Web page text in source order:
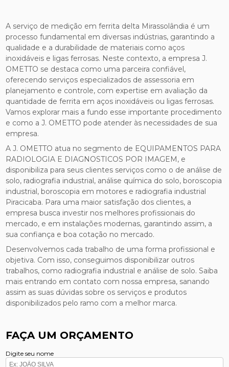
A serviço de medição em ferrita delta Mirassolândia é um
processo fundamental em diversas indústrias, garantindo a
qualidade e a durabilidade de materiais como aços
inoxidáveis e ligas ferrosas. Neste contexto, a empresa J.
OMETTO se destaca como uma parceira confiável,
oferecendo serviços especializados de assessoria em
planejamento e controle, com expertise em avaliação da
quantidade de ferrita em aços inoxidáveis ou ligas ferrosas.
Vamos explorar mais a fundo esse importante procedimento
e como a J. OMETTO pode atender às necessidades de sua
empresa.
A J. OMETTO atua no segmento de EQUIPAMENTOS PARA
RADIOLOGIA E DIAGNOSTICOS POR IMAGEM, e
disponibiliza para seus clientes serviços como o de análise de
solo, radiografia industrial, análise química do solo, boroscopia
industrial, boroscopia em motores e radiografia industrial
Piracicaba. Para uma maior satisfação dos clientes, a
empresa busca investir nos melhores profissionais do
mercado, e em instalações modernas, garantindo assim, a
sua confiança e boa cotação no mercado.
Desenvolvemos cada trabalho de uma forma profissional e
objetiva. Com isso, conseguimos disponibilizar outros
trabalhos, como radiografia industrial e análise de solo. Saiba
mais entrando em contato com nossa empresa, sanando
assim as suas dúvidas sobre os serviços e produtos
disponibilizados pelo ramo com a melhor marca.
FAÇA UM ORÇAMENTO
Digite seu nome